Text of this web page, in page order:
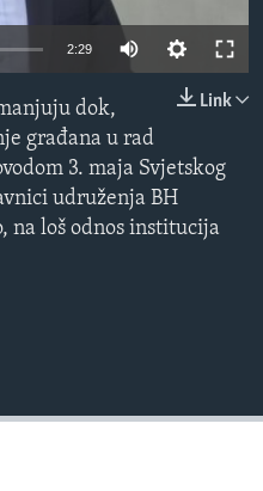
2:29
Link
dok,
građana u rad
3. maja Svjetskog
udruženja BH
na loš odnos institucija